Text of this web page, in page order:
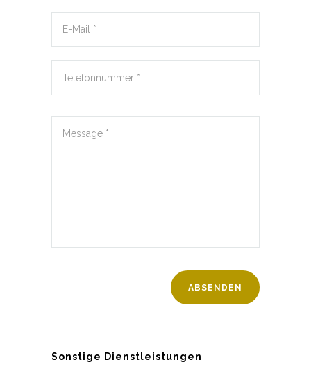
Sonstige Dienstleistungen